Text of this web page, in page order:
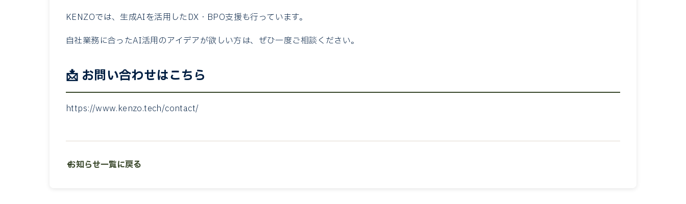
KENZOでは、生成AIを活用したDX・BPO支援も行っています。
自社業務に合ったAI活用のアイデアが欲しい方は、ぜひ一度ご相談ください。
📩 お問い合わせはこちら
https://www.kenzo.tech/contact/
← お知らせ一覧に戻る